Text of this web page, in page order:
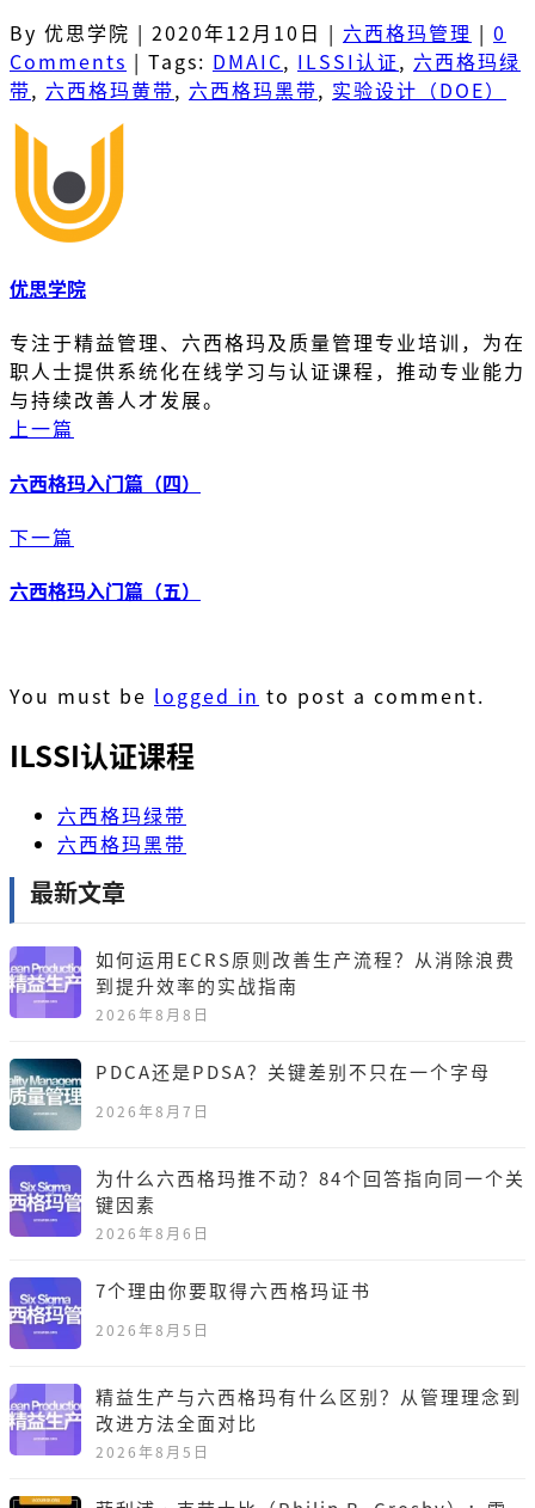
By 优思学院 | 2020年12月10日 | 六西格玛管理 | 0
Comments | Tags: DMAIC, ILSSI认证, 六西格玛绿
带, 六西格玛黄带, 六西格玛黑带, 实验设计（DOE）
优思学院
专注于精益管理、六西格玛及质量管理专业培训，为在
职人士提供系统化在线学习与认证课程，推动专业能力
与持续改善人才发展。
上一篇
六西格玛入门篇（四）
下一篇
六西格玛入门篇（五）
You must be logged in to post a comment.
ILSSI认证课程
六西格玛绿带
六西格玛黑带
最新文章
如何运用ECRS原则改善生产流程？从消除浪费
到提升效率的实战指南
2026年8月8日
PDCA还是PDSA？关键差别不只在一个字母
2026年8月7日
为什么六西格玛推不动？84个回答指向同一个关
键因素
2026年8月6日
7个理由你要取得六西格玛证书
2026年8月5日
精益生产与六西格玛有什么区别？从管理理念到
改进方法全面对比
2026年8月5日